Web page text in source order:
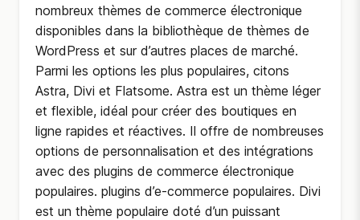
nombreux thèmes de commerce électronique
disponibles dans la bibliothèque de thèmes de
WordPress et sur d’autres places de marché.
Parmi les options les plus populaires, citons
Astra, Divi et Flatsome. Astra est un thème léger
et flexible, idéal pour créer des boutiques en
ligne rapides et réactives. Il offre de nombreuses
options de personnalisation et des intégrations
avec des plugins de commerce électronique
populaires. plugins d’e-commerce populaires. Divi
est un thème populaire doté d’un puissant